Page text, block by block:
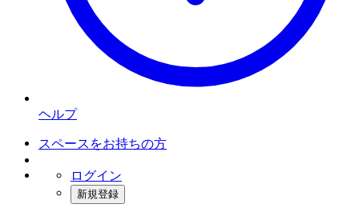
ヘルプ
スペースをお持ちの方
ログイン
新規登録